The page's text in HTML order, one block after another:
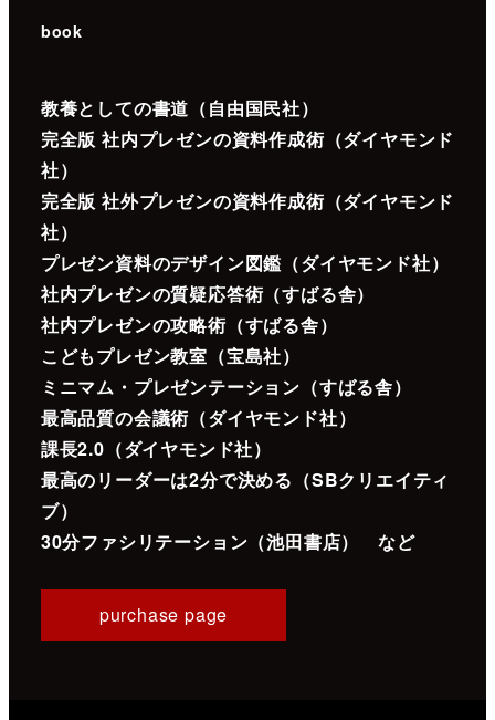
book
教養としての書道（自由国民社）
完全版 社内プレゼンの資料作成術（ダイヤモンド
社）
完全版 社外プレゼンの資料作成術（ダイヤモンド
社）
プレゼン資料のデザイン図鑑（ダイヤモンド社）
社内プレゼンの質疑応答術（すばる舎）
社内プレゼンの攻略術（すばる舎）
こどもプレゼン教室（宝島社）
ミニマム・プレゼンテーション（すばる舎）
最高品質の会議術（ダイヤモンド社）
課長2.0（ダイヤモンド社）
最高のリーダーは2分で決める（SBクリエイティ
ブ）
30分ファシリテーション（池田書店） など
purchase page